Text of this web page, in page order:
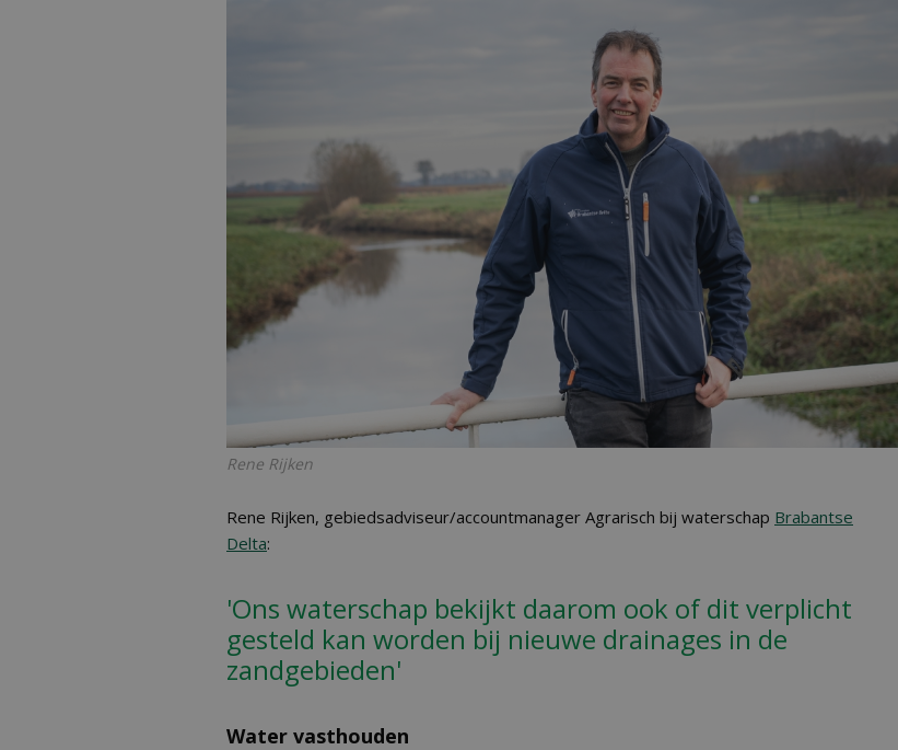
Rene Rijken
Rene Rijken, gebiedsadviseur/accountmanager Agrarisch bij waterschap Brabantse
Delta:
'Ons waterschap bekijkt daarom ook of dit verplicht
gesteld kan worden bij nieuwe drainages in de
zandgebieden'
Water vasthouden